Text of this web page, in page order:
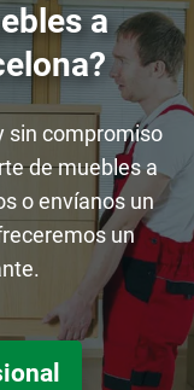
a
sin compromiso
de muebles a
o envíanos un
un